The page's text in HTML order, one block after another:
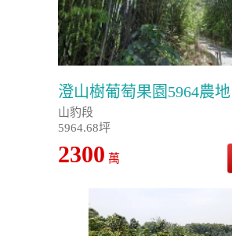
澄山樹葡萄果園5964農地
山豹段
5964.68坪
2300 萬